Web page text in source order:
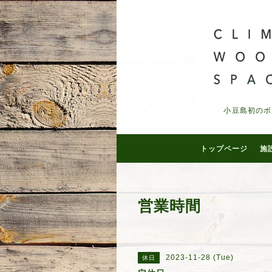
小豆島初の
トップページ 施
営業時間
休日 2023-11-28 (Tue)